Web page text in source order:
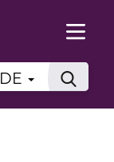
DE